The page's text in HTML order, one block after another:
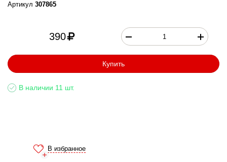
Артикул 307865
390
Купить
В наличии 11 шт.
В избранное